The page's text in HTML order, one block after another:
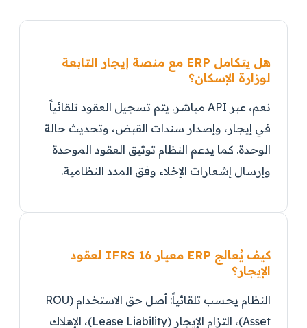
هل يتكامل ERP مع منصة إيجار التابعة
لوزارة الإسكان؟
نعم، عبر API مباشر. يتم تسجيل العقود تلقائياً
في إيجار، وإصدار سندات القبض، وتحديث حالة
الوحدة. كما يدعم النظام توثيق العقود الموحدة
وإرسال إشعارات الإخلاء وفق المدد النظامية.
كيف يُعالج ERP معيار IFRS 16 لعقود
الإيجار؟
النظام يحسب تلقائياً: أصل حق الاستخدام (ROU
Asset)، التزام الإيجار (Lease Liability)، الإهلاك